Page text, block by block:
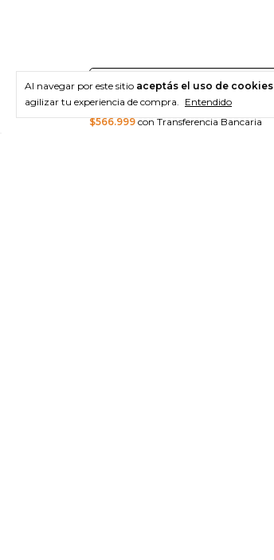
Al navegar por este sitio aceptás el uso de cookies
agilizar tu experiencia de compra. Entendido
$629.999
$566.999con Transferencia Bancaria